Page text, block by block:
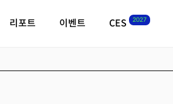
리포트 이벤트 CES 2027